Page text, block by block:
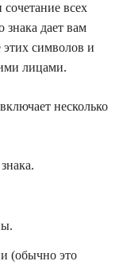
всех
знака дает вам
этих символов и
лицами.
несколько
(обычно это